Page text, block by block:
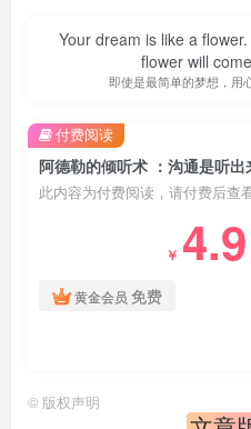
Your dream is like a
flower will
即使是最简单的梦想，用
阿德勒的倾听术 ：沟通是听
此内容为付费阅读，请付费后查
￥ 4.9
黄金会员 免费
付费阅读
© 版权声明